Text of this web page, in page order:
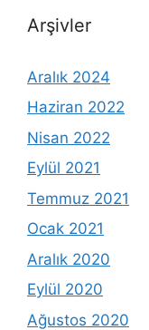
Arşivler
Aralık 2024
Haziran 2022
Nisan 2022
Eylül 2021
Temmuz 2021
Ocak 2021
Aralık 2020
Eylül 2020
Ağustos 2020